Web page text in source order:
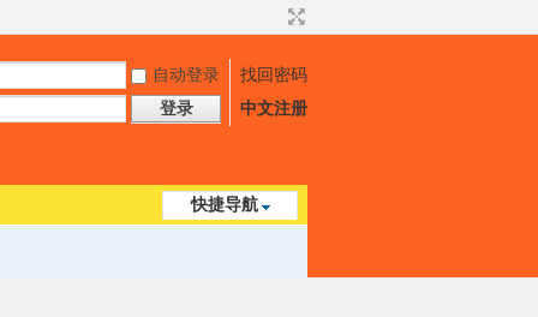
自动登录
找回密码
登录
中文注册
快捷导航